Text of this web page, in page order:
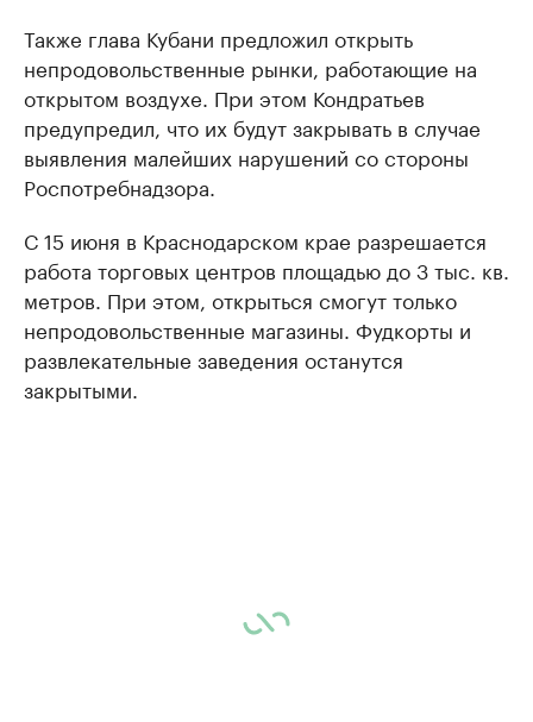
Также глава Кубани предложил открыть
непродовольственные рынки, работающие на
открытом воздухе. При этом Кондратьев
предупредил, что их будут закрывать в случае
выявления малейших нарушений со стороны
Роспотребнадзора.
С 15 июня в Краснодарском крае разрешается
работа торговых центров площадью до 3 тыс. кв.
метров. При этом, открыться смогут только
непродовольственные магазины. Фудкорты и
развлекательные заведения останутся
закрытыми.